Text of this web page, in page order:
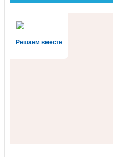
Решаем вместе